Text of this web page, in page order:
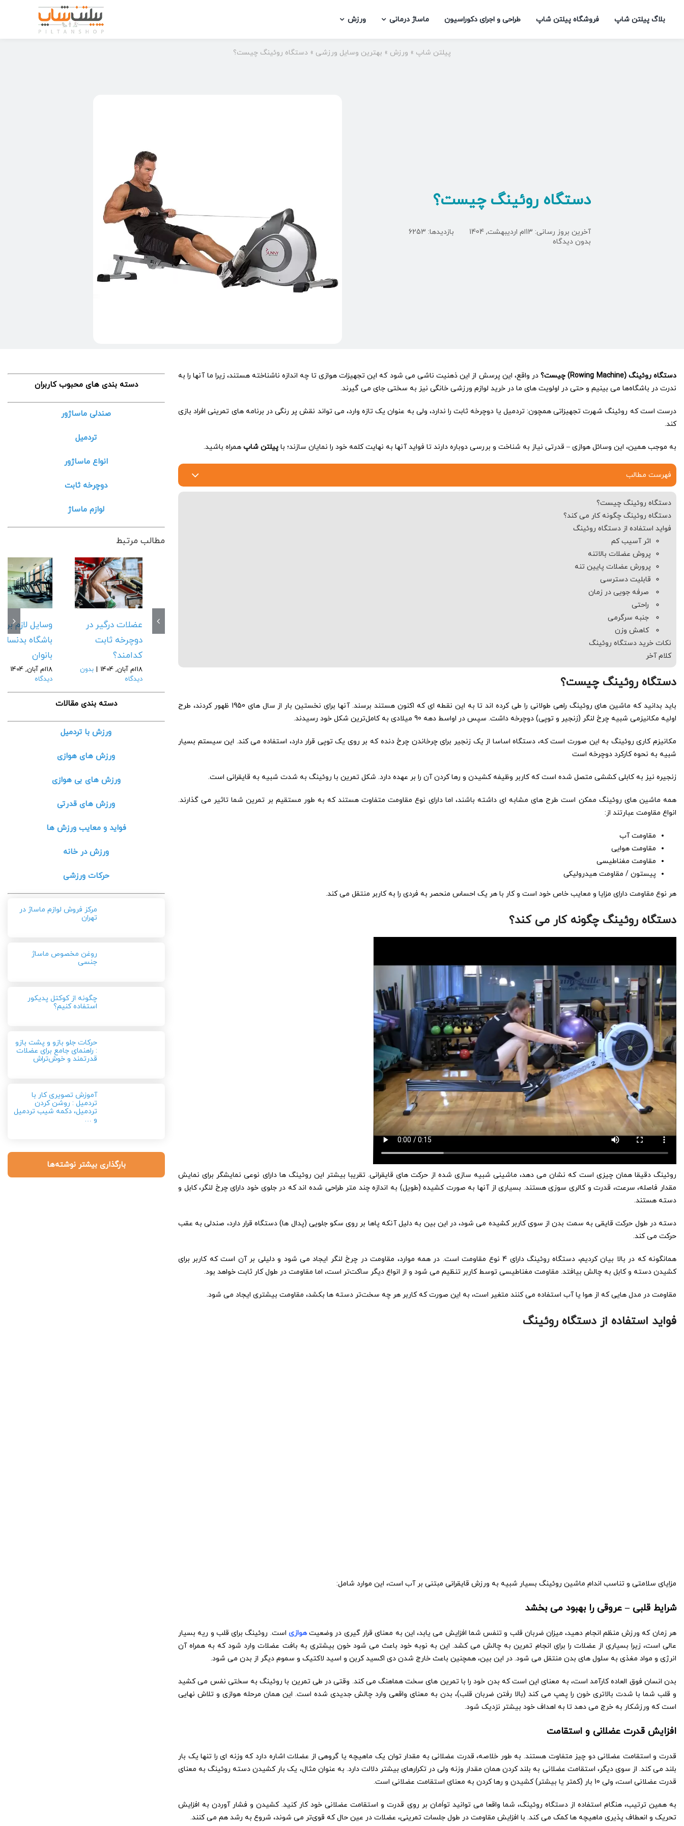
بلاگ پیلتن شاپ فروشگاه پیلتن شاپ طراحی و اجرای دکوراسیون ماساژ درمانی ورزش
پیلتن شاپ » ورزش » بهترین وسایل ورزشی » دستگاه روئینگ چیست؟
دستگاه روئینگ چیست؟
آخرین بروز رسانی: 13ام اردیبهشت, 1404
بازدیدها: 6253
بدون دیدگاهon
دستگاه روئینگ (Rowing Machine) چیست؟
در واقع، این پرسش از این ذهنیت ناشی می شود که این تجهیزات هوازی تا چه اندازه ناشناخته هستند، زیرا ما آنها را به
ندرت در باشگاه‌ها می بینیم و حتی در اولویت های ما در خرید لوازم ورزشی خانگی نیز به سختی جای می گیرند.
درست است که روئینگ شهرت تجهیزاتی همچون: تردمیل یا دوچرخه ثابت را ندارد، ولی به عنوان یک تازه وارد، می تواند نقش پر رنگی در برنامه های تمرینی افراد بازی
کند.
به موجب همین، این وسائل هوازی – قدرتی نیاز به شناخت و بررسی دوباره دارند تا فواید آنها به نهایت کلمه خود را نمایان سازند؛ با پیلتن شاپ همراه باشید.
فهرست مطالب
دستگاه روئینگ چیست؟
دستگاه روئینگ چگونه کار می کند؟
فواید استفاده از دستگاه روئینگ
اثر آسیب کم
پروش عضلات بالاتنه
پرورش عضلات پایین تنه
قابلیت دسترسی
صرفه جویی در زمان
راحتی
جنبه سرگرمی
کاهش وزن
نکات خرید دستگاه روئینگ
کلام آخر
دستگاه روئینگ چیست؟
باید بدانید که ماشین های روئینگ راهی طولانی را طی کرده اند تا به این نقطه ای که اکنون هستند برسند. آنها برای نخستین بار از سال های 1950 ظهور کردند، طرح
اولیه مکانیزمی شبیه چرخ لنگر (زنجیر و توپی) دوچرخه داشت. سپس در اواسط دهه 90 میلادی به کامل‌ترین شکل خود رسیدند.
مکانیزم کاری روئینگ به این صورت است که، دستگاه اساسا از یک زنجیر برای چرخاندن چرخ دنده که بر روی یک توپی قرار دارد، استفاده می کند. این سیستم بسیار
شبیه به نحوه کارکرد دوچرخه است
زنجیره نیز به کابلی کششی متصل شده است که کاربر وظیفه کشیدن و رها کردن آن را بر عهده دارد. شکل تمرین با روئینگ به شدت شبیه به قایقرانی است.
همه ماشین های روئینگ ممکن است طرح های مشابه ای داشته باشند، اما دارای نوع مقاومت متفاوت هستند که به طور مستقیم بر تمرین شما تاثیر می گذارند.
انواع مقاومت عبارتند از:
مقاومت آب
مقاومت هوایی
مقاومت مغناطیسی
پیستون / مقاومت هیدرولیکی
هر نوع مقاومت دارای مزایا و معایب خاص خود است و کار با هر یک احساس منحصر به فردی را به کاربر منتقل می کند.
دستگاه روئینگ چگونه کار می کند؟
روئینگ دقیقا همان چیزی است که نشان می دهد، ماشینی شبیه سازی شده از حرکت های قایقرانی. تقریبا بیشتر این روئینگ ها دارای نوعی نمایشگر برای نمایش
مقدار فاصله، سرعت، قدرت و کالری سوزی هستند. بسیاری از آنها به صورت کشیده (طویل) به اندازه چند متر طراحی شده اند که در جلوی خود دارای چرخ لنگر، کابل و
دسته هستند.
دسته در طول حرکت قایقی به سمت بدن از سوی کاربر کشیده می شود، در این بین به دلیل آنکه پاها بر روی سکو جلویی (پدال ها) دستگاه قرار دارد، صندلی به عقب
حرکت می کند.
همانگونه که در بالا بیان کردیم، دستگاه روئینگ دارای 4 نوع مقاومت است. در همه موارد، مقاومت در چرخ لنگر ایجاد می شود و دلیلی بر آن است که کاربر برای
کشیدن دسته و کابل به چالش بیافتد. مقاومت مغناطیسی توسط کاربر تنظیم می شود و از انواع دیگر ساکت‌تر است، اما مقاومت در طول کار ثابت خواهد بود.
مقاومت در مدل هایی که از هوا یا آب استفاده می کنند متغیر است، به این صورت که کاربر هر چه سخت‌تر دسته ها بکشد، مقاومت بیشتری ایجاد می شود.
فواید استفاده از دستگاه روئینگ
مزایای سلامتی و تناسب اندام ماشین روئینگ بسیار شبیه به ورزش قایقرانی مبتنی بر آب است، این موارد شامل:
شرایط قلبی – عروقی را بهبود می بخشد
هر زمان که ورزش منظم انجام دهید، میزان ضربان قلب و تنفس شما افزایش می یابد، این به معنای قرار گیری در وضعیتهوازی است. روئینگ برای قلب و ریه بسیار
عالی است، زیرا بسیاری از عضلات را برای انجام تمرین به چالش می کشد. این به نوبه خود باعث می شود خون بیشتری به بافت عضلات وارد شود که به همراه آن
انرژی و مواد مغذی به سلول های بدن منتقل می شود. در این بین، همچنین باعث خارج شدن دی اکسید کربن و اسید لاکتیک و سموم دیگر از بدن می شود.
بدن انسان فوق العاده کارآمد است، به معنای این است که بدن خود را با تمرین های سخت هماهنگ می کند. وقتی در طی تمرین با روئینگ به سختی نفس می کشید
و قلب شما با شدت بالاتری خون را پمپ می کند (بالا رفتن ضربان قلب)، بدن به معنای واقعی وارد چالش جدیدی شده است. این همان مرحله هوازی و تلاش نهایی
است که ورزشکار به خرج می دهد تا به اهداف خود بیشتر نزدیک شود.
افزایش قدرت عضلانی و استقامت
قدرت و استقامت عضلانی دو چیز متفاوت هستند. به طور خلاصه، قدرت عضلانی به مقدار توان یک ماهیچه یا گروهی از عضلات اشاره دارد که وزنه ای را تنها یک بار
بلند می کند. از سوی دیگر، استقامت عضلانی به بلند کردن همان مقدار وزنه ولی در تکرارهای بیشتر دلالت دارد. به عنوان مثال، یک بار کشیدن دسته روئینگ به معنای
قدرت عضلانی است، ولی 10 بار (کمتر یا بیشتر) کشیدن و رها کردن به معنای استقامت عضلانی است.
به همین ترتیب، هنگام استفاده از دستگاه روئینگ، شما واقعا می توانید تواَمان بر روی قدرت و استقامت عضلانی خود کار کنید. کشیدن و فشار آوردن به افزایش
تحریک و انعطاف پذیری ماهیچه ها کمک می کند. با افزایش مقاومت در طول جلسات تمرینی، عضلات در عین حال که قوی‌تر می شوند، شروع به رشد هم می کنند.
دسته بندی های محبوب کاربران
صندلی ماساژور
تردمیل
انواع ماساژور
دوچرخه ثابت
لوازم ماساژ
مطالب مرتبط
عضلات درگیر در
دوچرخه ثابت
کدامند؟
18ام آبان, 1404 | بدون
دیدگاه
وسایل لازم
باشگاه
بانوان
18ام آبان, 1404
دیدگاه
دسته بندی مقالات
ورزش با تردمیل
ورزش های هوازی
ورزش های بی هوازی
ورزش های قدرتی
فواید و معایب ورزش ها
ورزش در خانه
حرکات ورزشی
مرکز فروش لوازم ماساژ در
تهران
روغن مخصوص ماساژ
جنسی
چگونه از کوکتل پدیکور
استفاده کنیم؟
حرکات جلو بازو و پشت بازو
: راهنمای جامع برای عضلات
قدرتمند و خوش‌تراش
آموزش تصویری کار با
تردمیل : روشن کردن
تردمیل، دکمه شیب تردمیل
و …
بارگذاری بیشتر نوشته‌ها